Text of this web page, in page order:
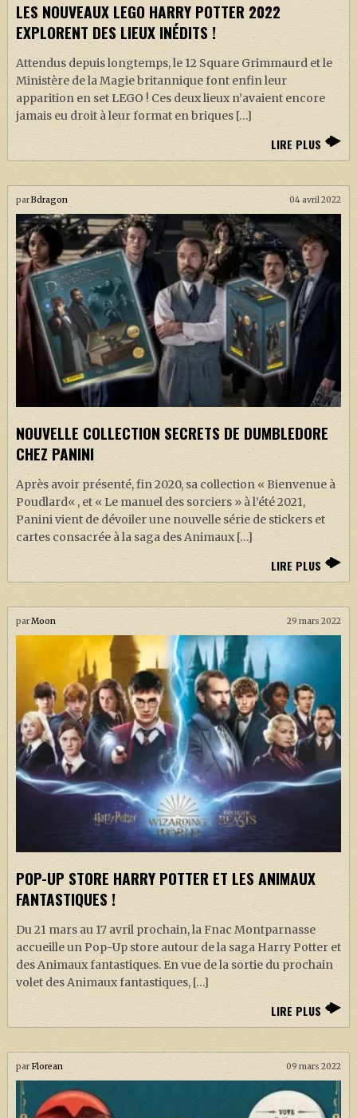
LES NOUVEAUX LEGO HARRY POTTER 2022
EXPLORENT DES LIEUX INÉDITS !
Attendus depuis longtemps, le 12 Square Grimmaurd et le
Ministère de la Magie britannique font enfin leur
apparition en set LEGO ! Ces deux lieux n’avaient encore
jamais eu droit à leur format en briques […]
LIRE PLUS
parBdragon 04 avril 2022
NOUVELLE COLLECTION SECRETS DE DUMBLEDORE
CHEZ PANINI
Après avoir présenté, fin 2020, sa collection « Bienvenue à
Poudlard« , et « Le manuel des sorciers » à l’été 2021,
Panini vient de dévoiler une nouvelle série de stickers et
cartes consacrée à la saga des Animaux […]
LIRE PLUS
parMoon 29 mars 2022
POP-UP STORE HARRY POTTER ET LES ANIMAUX
FANTASTIQUES !
Du 21 mars au 17 avril prochain, la Fnac Montparnasse
accueille un Pop-Up store autour de la saga Harry Potter et
des Animaux fantastiques. En vue de la sortie du prochain
volet des Animaux fantastiques, […]
LIRE PLUS
parFlorean 09 mars 2022